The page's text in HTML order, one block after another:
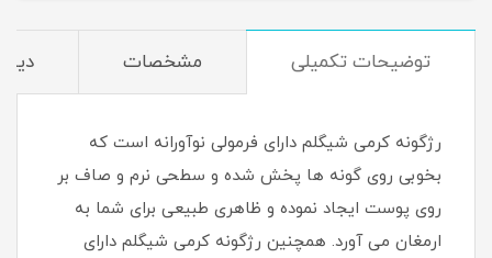
توضیحات تکمیلی مشخصات
رژگونه کرمی شیگلم دارای فرمولی نوآورانه است که
بخوبی روی گونه ها پخش شده و سطحی نرم و صاف بر
روی پوست ایجاد نموده و ظاهری طبیعی برای شما به
ارمغان می آورد. همچنین رژگونه کرمی شیگلم دارای